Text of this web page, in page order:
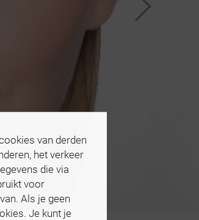
van derden
het verkeer
die via
voor
Als je geen
Je kunt je